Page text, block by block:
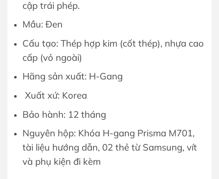
cập trái phép.
Mầu: Đen
Cấu tạo: Thép hợp kim (cốt thép), nhựa cao
cấp (vỏ ngoài)
Hãng sản xuất: H-Gang
Xuất xứ: Korea
Bảo hành: 12 tháng
Nguyên hộp: Khóa H-gang Prisma M701,
tài liệu hướng dẫn, 02 thẻ từ Samsung, vít
và phụ kiện đi kèm